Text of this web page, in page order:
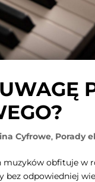
Cyfrowe, Porady
obfituje w
odpowiedniej